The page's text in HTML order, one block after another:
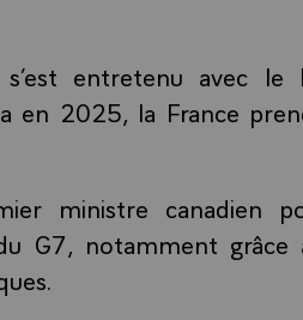
entretenu avec le
en 2025, la France
ministre canadien
G7, notamment grâce